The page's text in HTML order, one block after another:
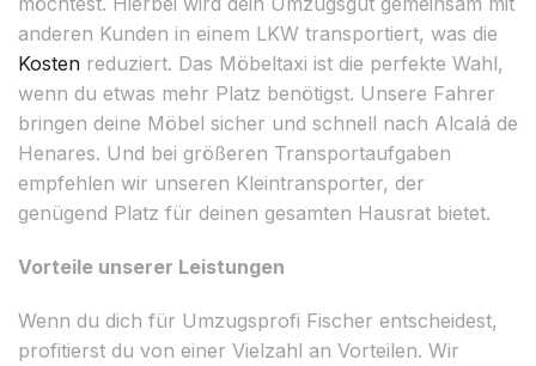
anderen Kunden in einem LKW transportiert, was die
Kosten reduziert. Das Möbeltaxi ist die perfekte Wahl,
wenn du etwas mehr Platz benötigst. Unsere Fahrer
bringen deine Möbel sicher und schnell nach Alcalá de
Henares. Und bei größeren Transportaufgaben
empfehlen wir unseren Kleintransporter, der
genügend Platz für deinen gesamten Hausrat bietet.
Vorteile unserer Leistungen
Wenn du dich für Umzugsprofi Fischer entscheidest,
profitierst du von einer Vielzahl an Vorteilen. Wir